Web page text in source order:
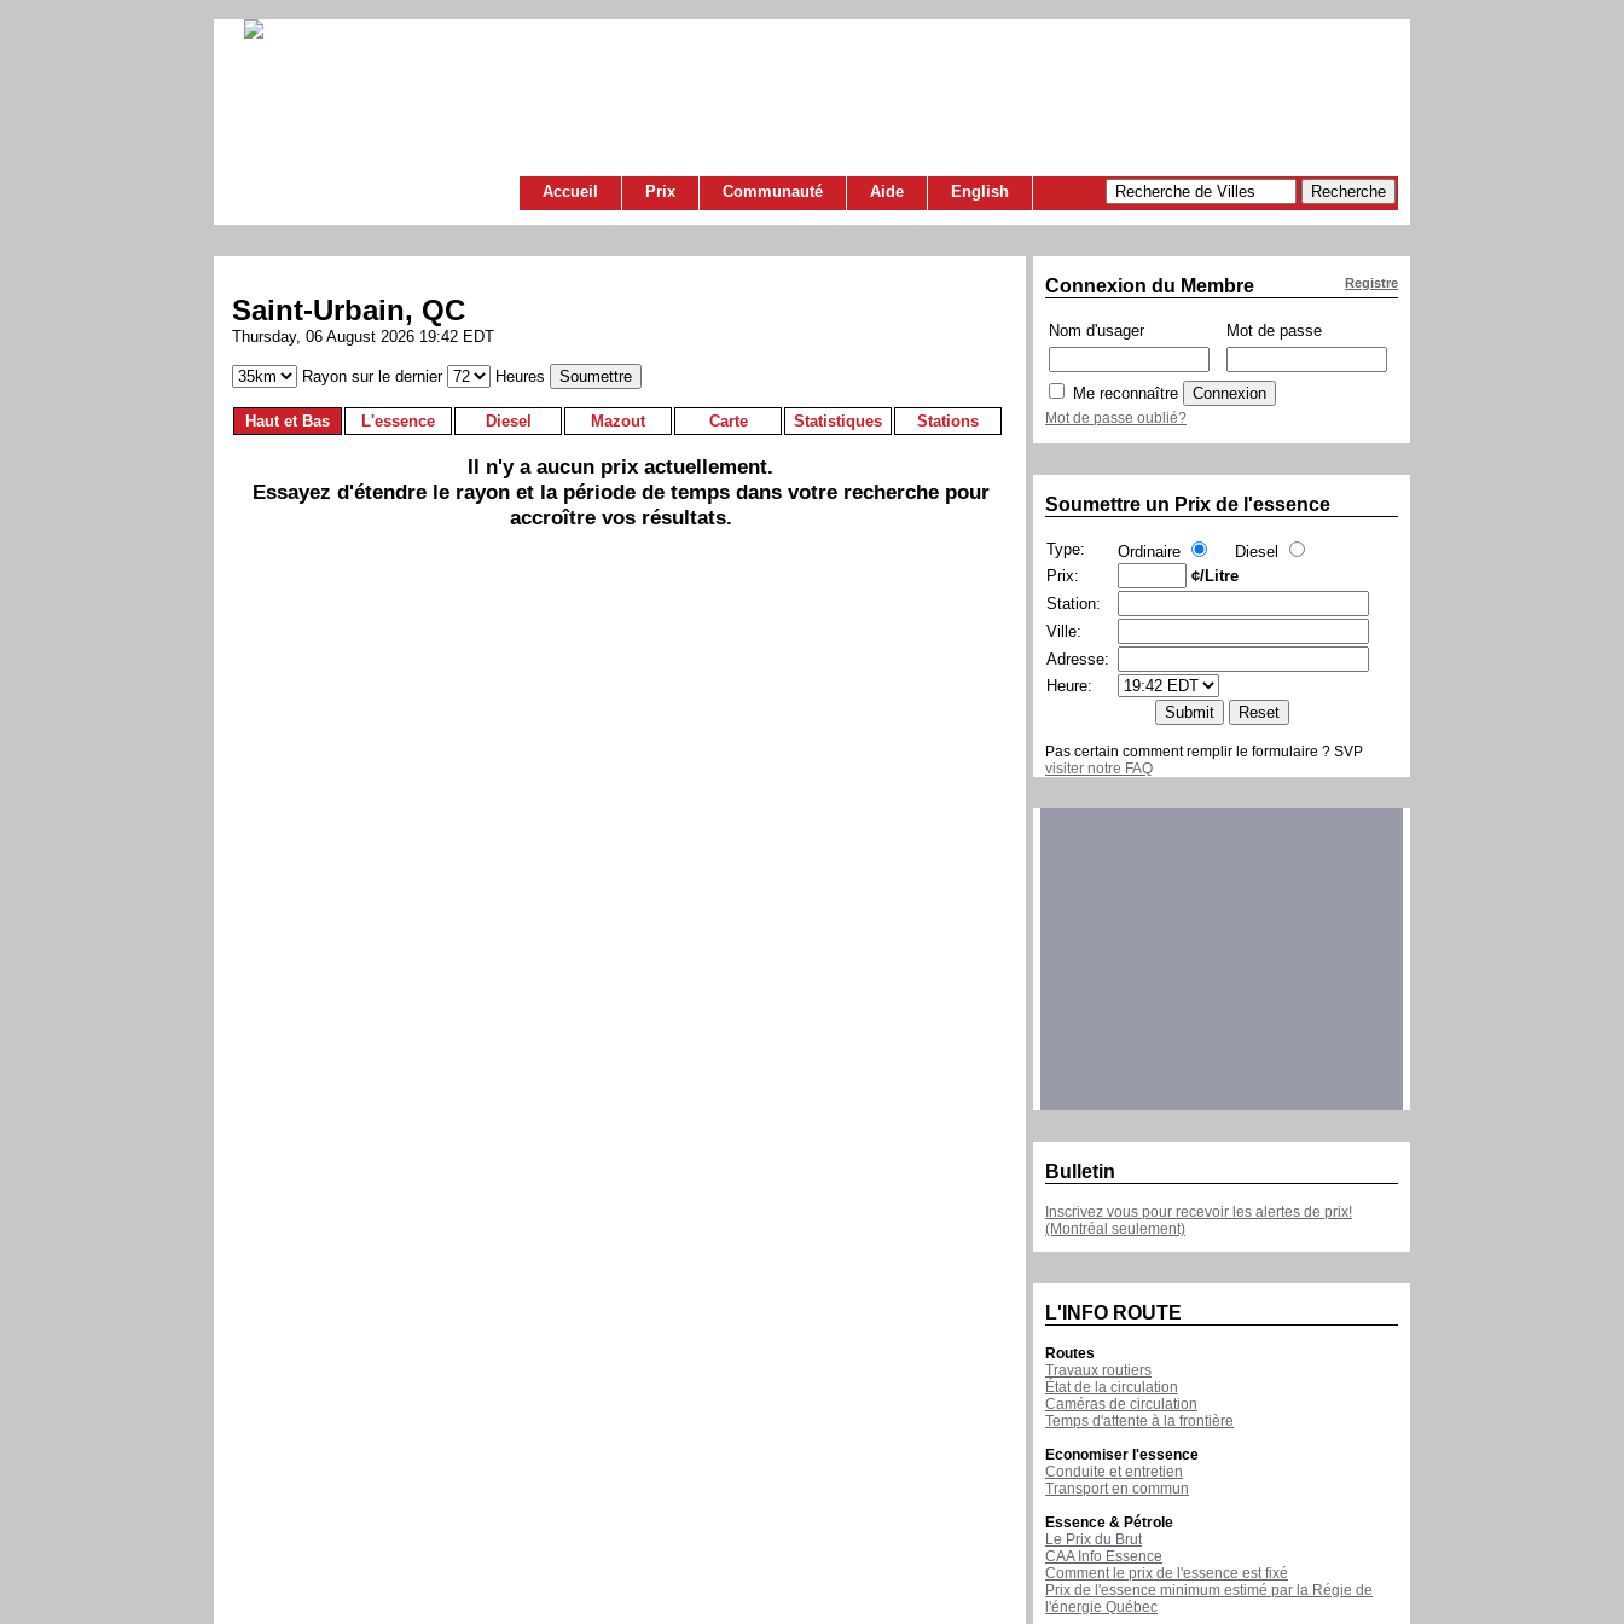
Accueil Prix Communauté Aide English
Saint-Urbain, QC
Thursday, 06 August 2026 19:42 EDT
Rayon sur le dernier Heures
Haut et Bas L'essence Diesel Mazout Carte Statistiques Stations
Il n'y a aucun prix actuellement.
Essayez d'étendre le rayon et la période de temps dans votre recherche pour
accroître vos résultats.
Registre
Connexion du Membre
Nom d'usager Mot de passe
Me reconnaître
Mot de passe oublié?
Soumettre un Prix de l'essence
Type: Ordinaire
Diesel
Prix:
¢/Litre
Station:
Ville:
Adresse:
Heure:
Pas certain comment remplir le formulaire ? SVP
visiter notre FAQ
Bulletin
Inscrivez vous pour recevoir les alertes de prix!
(Montréal seulement)
L'INFO ROUTE
Routes
Travaux routiers
État de la circulation
Caméras de circulation
Temps d'attente à la frontière
Economiser l'essence
Conduite et entretien
Transport en commun
Essence & Pétrole
Le Prix du Brut
CAA Info Essence
Comment le prix de l'essence est fixé
Prix de l'essence minimum estimé par la Régie de
l'énergie Québec